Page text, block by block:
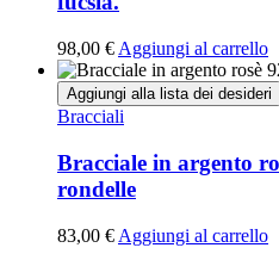
98,00 € Aggiungi al carrello
Aggiungi alla lista dei desideri
Bracciali
Bracciale in argento
rondelle
83,00 € Aggiungi al carrello